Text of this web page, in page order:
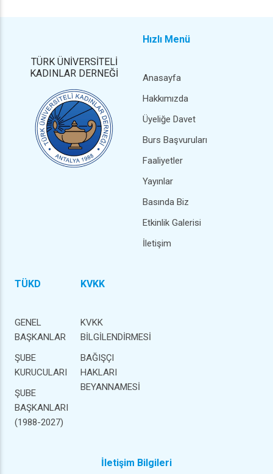
TÜRK ÜNİVERSİTELİ
KADINLAR DERNEĞİ
Hızlı Menü
Anasayfa
Hakkımızda
Üyeliğe Davet
Burs Başvuruları
Faaliyetler
Yayınlar
Basında Biz
Etkinlik Galerisi
İletişim
TÜKD
GENEL
BAŞKANLAR
ŞUBE
KURUCULARI
ŞUBE
BAŞKANLARI
(1988-2027)
KVKK
KVKK
BİLGİLENDİRMESİ
BAĞIŞÇI
HAKLARI
BEYANNAMESİ
İletişim Bilgileri